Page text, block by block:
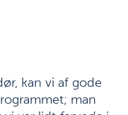
kan vi af gode
man